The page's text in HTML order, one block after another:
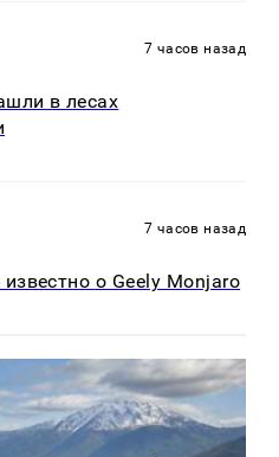
7 часов назад
в лесах
7 часов назад
о Geely Monjaro